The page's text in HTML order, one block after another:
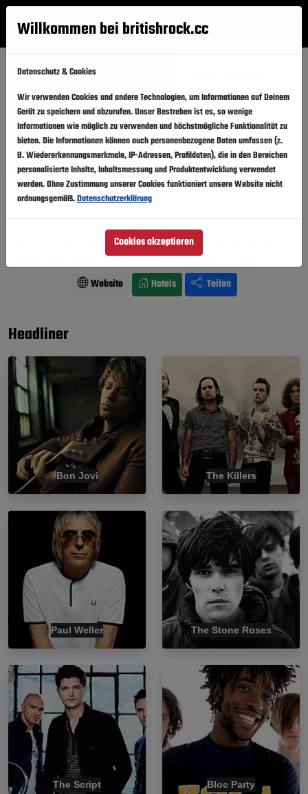
Menü
Startseite Festivals
Isle Of Wight 2013 Folgen
Großbritannien, Newport, Seaclose Park
Donnerstag,13.06.2013-Sonntag, 16.06.2013
Vergangener Event
Für Fans von: Alternative . Indie . Rock
Bon Jovi, The Killers, Paul Weller, The Stone Roses, The
Website Hotels Teilen
Headliner
Bon Jovi The Killers
Paul Weller The Stone Roses
The Script Bloc Party
Willkommen bei britishrock.cc
Datenschutz & Cookies
Wir verwenden Cookies und andere Technologien, um Informationen auf Deinem
Gerät zu speichern und abzurufen. Unser Bestreben ist es, so wenige
Informationen wie möglich zu verwenden und höchstmögliche Funktionalität zu
bieten. Die Informationen können auch personenbezogene Daten umfassen (z.
B. Wiedererkennungsmerkmale, IP-Adressen, Profildaten), die in den Bereichen
personalisierte Inhalte, Inhaltsmessung und Produktentwicklung verwendet
werden. Ohne Zustimmung unserer Cookies funktioniert unsere Website nicht
ordnungsgemäß.Datenschutzerklärung
Cookies akzeptieren